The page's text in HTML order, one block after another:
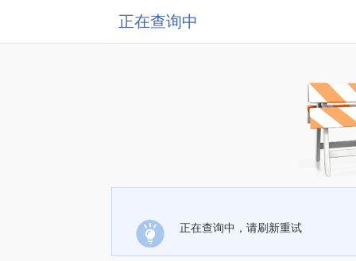
正在查询中
正在查询中，请刷新重试